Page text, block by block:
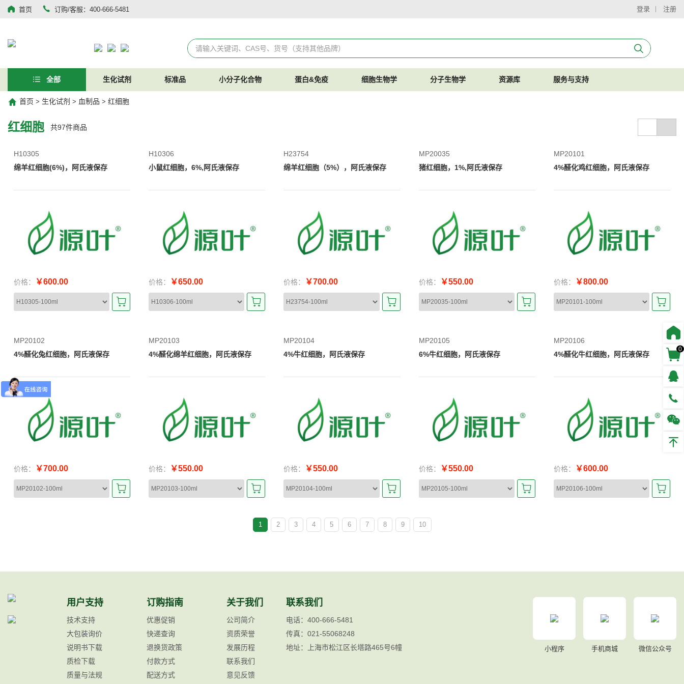
首页 订购/客服：400-666-5481 登录 注册
全部 生化试剂 标准品 小分子化合物 蛋白&免疫 细胞生物学 分子生物学 资源库 服务与支持
首页 > 生化试剂 > 血制品 > 红细胞
红细胞 共97件商品
H10305
绵羊红细胞(6%)，阿氏液保存
价格： ￥600.00
H10306
小鼠红细胞，6%,阿氏液保存
价格： ￥650.00
H23754
绵羊红细胞（5%），阿氏液保存
价格： ￥700.00
MP20035
猪红细胞，1%,阿氏液保存
价格： ￥550.00
MP20101
4%醛化鸡红细胞，阿氏液保存
价格： ￥800.00
MP20102
4%醛化兔红细胞，阿氏液保存
价格： ￥700.00
MP20103
4%醛化绵羊红细胞，阿氏液保存
价格： ￥550.00
MP20104
4%牛红细胞，阿氏液保存
价格： ￥550.00
MP20105
6%牛红细胞，阿氏液保存
价格： ￥550.00
MP20106
4%醛化牛红细胞，阿氏液保存
价格： ￥600.00
1 2 3 4 5 6 7 8 9 10
用户支持
技术支持
大包装询价
说明书下载
质检下载
质量与法规
订购指南
优惠促销
快递查询
退换货政策
付款方式
配送方式
关于我们
公司简介
资质荣誉
发展历程
联系我们
意见反馈
联系我们
电话：400-666-5481
传真：021-55068248
地址：上海市松江区长塔路465号6幢
小程序 手机商城 微信公众号
0